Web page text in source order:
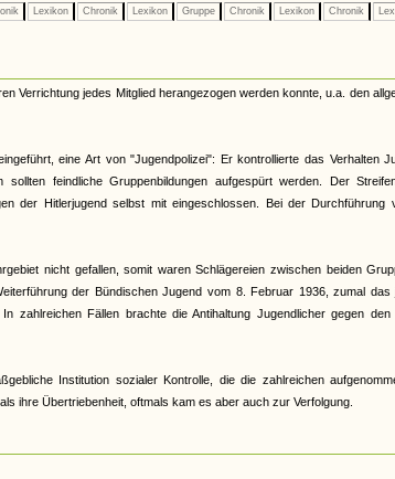
Lexikon Chronik Lexikon Gruppe Chronik Lexikon Chronik
Verrichtung jedes Mitglied herangezogen werden konnte, u.a. den
eine Art von "Jugendpolizei": Er kontrollierte das Verhalten
sollten feindliche Gruppenbildungen aufgespürt werden. Der
der Hitlerjugend selbst mit eingeschlossen. Bei der Durchführung
nicht gefallen, somit waren Schlägereien zwischen beiden
der Bündischen Jugend vom 8. Februar 1936, zumal das
zahlreichen Fällen brachte die Antihaltung Jugendlicher gegen den
Institution sozialer Kontrolle, die die zahlreichen
ihre Übertriebenheit, oftmals kam es aber auch zur Verfolgung.